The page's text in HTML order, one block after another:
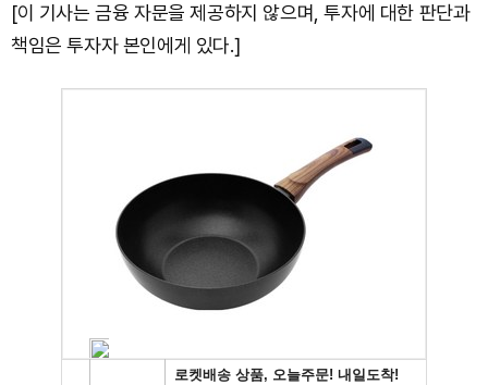
[이 기사는 금융 자문을 제공하지 않으며, 투자에 대한 판단과
책임은 투자자 본인에게 있다.]